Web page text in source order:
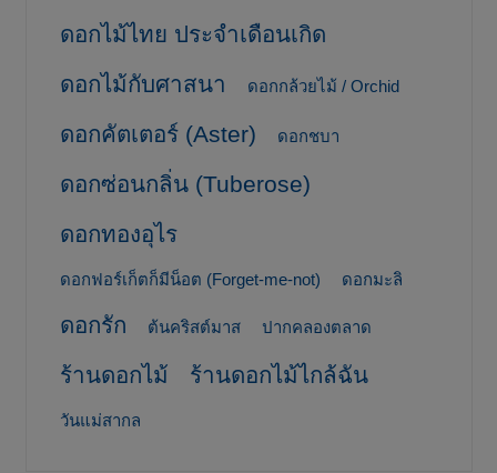
ดอกไม้ไทย ประจำเดือนเกิด
ดอกไม้กับศาสนา
ดอกกล้วยไม้ / Orchid
ดอกคัตเตอร์ (Aster) ดอกชบา
ดอกซ่อนกลิ่น (Tuberose)
ดอกทองอุไร
ดอกฟอร์เก็ตก็มีน็อต (Forget-me-not) ดอกมะลิ
ดอกรัก ต้นคริสต์มาส ปากคลองตลาด
ร้านดอกไม้ ร้านดอกไม้ไกล้ฉัน
วันแม่สากล